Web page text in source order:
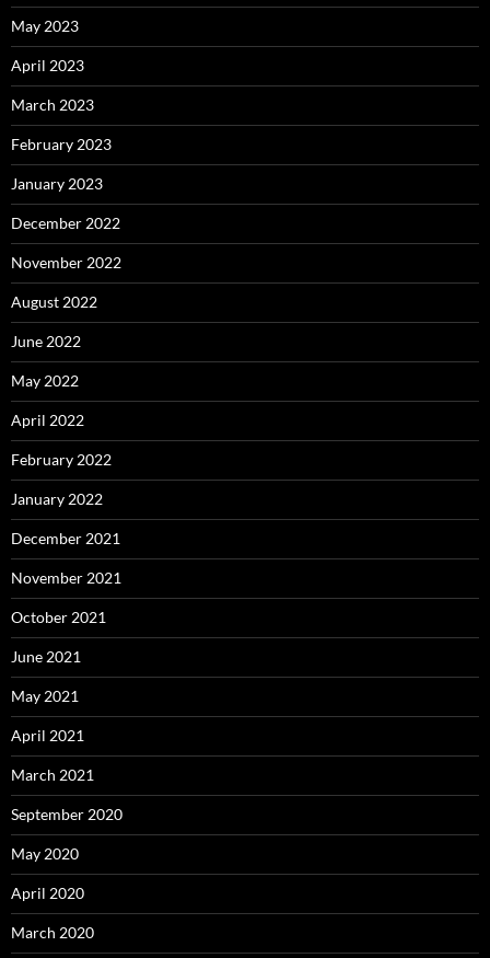
May 2023
April 2023
March 2023
February 2023
January 2023
December 2022
November 2022
August 2022
June 2022
May 2022
April 2022
February 2022
January 2022
December 2021
November 2021
October 2021
June 2021
May 2021
April 2021
March 2021
September 2020
May 2020
April 2020
March 2020